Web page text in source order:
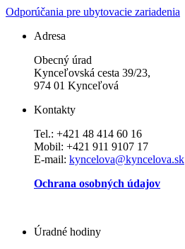
Odporúčania pre ubytovacie zariadenia
Adresa
Obecný úrad
Kynceľovská cesta 39/23,
974 01 Kynceľová
Kontakty
Tel.: +421 48 414 60 16
Mobil: +421 911 9107 17
E-mail: kyncelova@kyncelova.sk
Ochrana osobných údajov
Úradné hodiny